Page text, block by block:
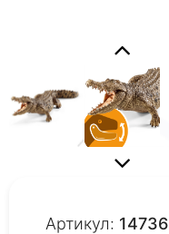
Артикул: 14736